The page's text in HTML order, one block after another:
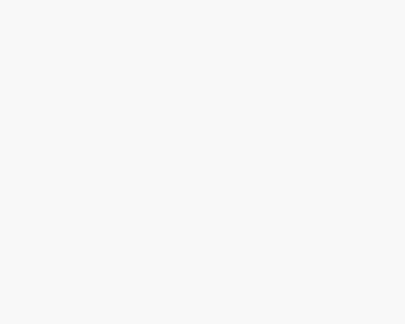
Spielvereinigung e.V. das Thema aufgegriffen.
sieht sie die lange Unterbrechung wegen der Corona-
die Vereinsarbeit. Claudia Pieknik: “Das ist sehr schade und wir